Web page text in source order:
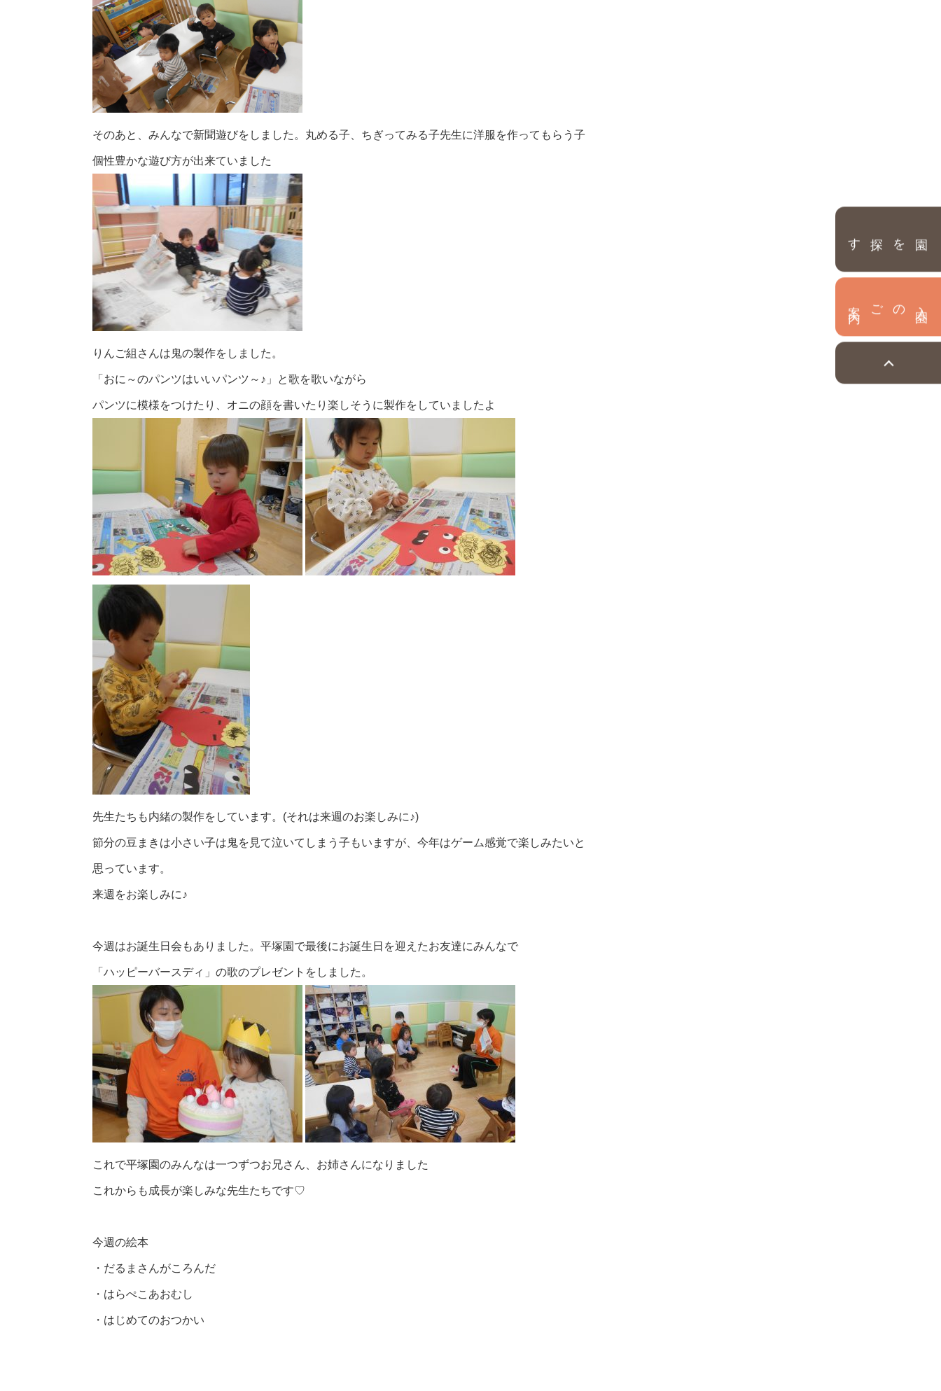
園を探す
そのあと、みんなで新聞遊びをしました。丸める子、ちぎってみる子先生に洋服を作ってもらう子
個性豊かな遊び方が出来ていました
りんご組さんは鬼の製作をしました。
「おに～のパンツはいいパンツ～♪」と歌を歌いながら
パンツに模様をつけたり、オニの顔を書いたり楽しそうに製作をしていましたよ
先生たちも内緒の製作をしています。(それは来週のお楽しみに♪)
節分の豆まきは小さい子は鬼を見て泣いてしまう子もいますが、今年はゲーム感覚で楽しみたいと
思っています。
来週をお楽しみに♪
今週はお誕生日会もありました。平塚園で最後にお誕生日を迎えたお友達にみんなで
「ハッピーバースディ」の歌のプレゼントをしました。
これで平塚園のみんなは一つずつお兄さん、お姉さんになりました
これからも成長が楽しみな先生たちです♡
今週の絵本
・だるまさんがころんだ
・はらぺこあおむし
・はじめてのおつかい